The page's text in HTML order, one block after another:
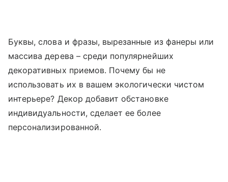
Буквы, слова и фразы, вырезанные из фанеры или
массива дерева – среди популярнейших
декоративных приемов. Почему бы не
использовать их в вашем экологически чистом
интерьере? Декор добавит обстановке
индивидуальности, сделает ее более
персонализированной.